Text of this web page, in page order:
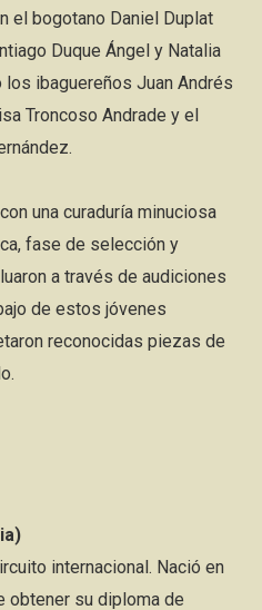
el bogotano Daniel Duplat
Duque Ángel y Natalia
ibaguereños Juan Andrés
Troncoso Andrade y el
una curaduría minuciosa
fase de selección y
a través de audiciones
de estos jóvenes
reconocidas piezas de
internacional. Nació en
obtener su diploma de